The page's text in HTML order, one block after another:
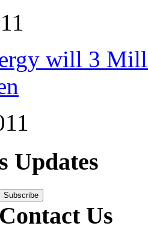
will 3
Updates
Contact Us